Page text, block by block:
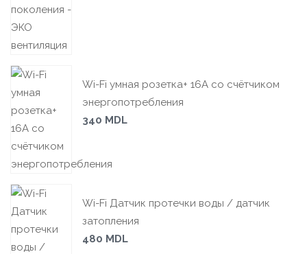
Wi-Fi умная розетка+ 16А со счётчиком
энергопотребления
340 MDL
Wi-Fi Датчик протечки воды / датчик
затопления
480 MDL